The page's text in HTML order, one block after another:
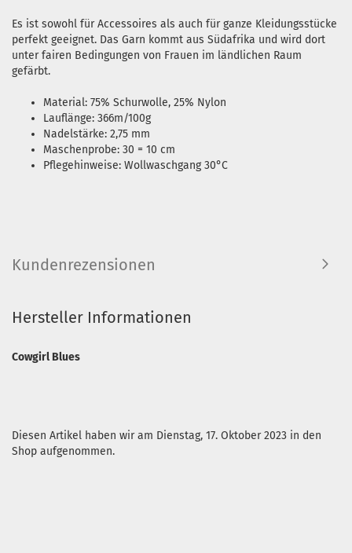
Es ist sowohl für Accessoires als auch für ganze Kleidungsstücke
perfekt geeignet. Das Garn kommt aus Südafrika und wird dort
unter fairen Bedingungen von Frauen im ländlichen Raum
gefärbt.
Material: 75% Schurwolle, 25% Nylon
Lauflänge: 366m/100g
Nadelstärke: 2,75 mm
Maschenprobe: 30 = 10 cm
Pflegehinweise: Wollwaschgang 30°C
Kundenrezensionen
Hersteller Informationen
Cowgirl Blues
Diesen Artikel haben wir am Dienstag, 17. Oktober 2023 in den
Shop aufgenommen.